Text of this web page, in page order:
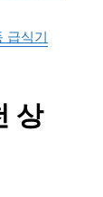
급식기
상